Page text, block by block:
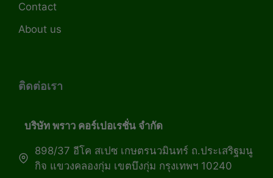
Contact
About us
ติดต่อเรา
บริษัท พราว คอร์เปอเรชั่น จำกัด
898/37 อีโค สเปซ เกษตรนวมินทร์ ถ.ประเสริฐมนู
กิจ แขวงคลองกุ่ม เขตบึงกุ่ม กรุงเทพฯ 10240